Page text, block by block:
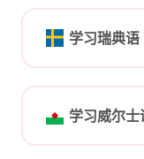
学习瑞典语
学习威尔士